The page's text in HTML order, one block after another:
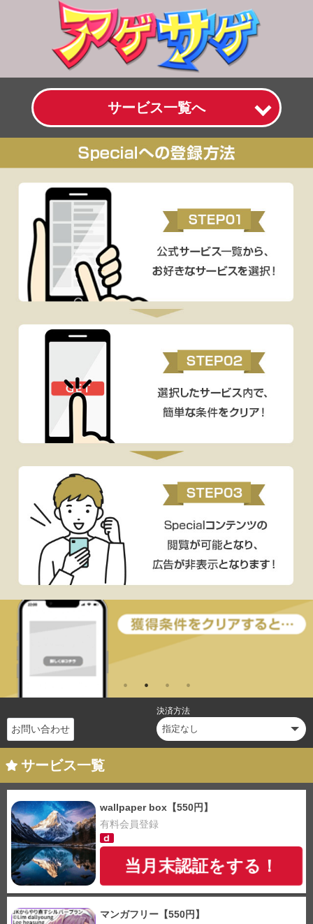
サービス一覧へ
お問い合わせ
決済方法
サービス一覧
wallpaper box【550円】
有料会員登録
当月末認証をする！
マンガフリー【550円】